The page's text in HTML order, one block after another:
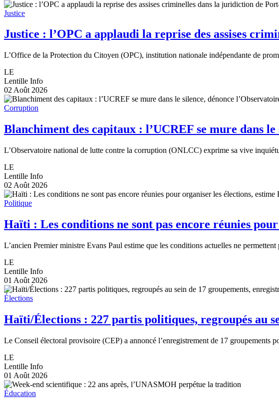
Justice
Justice : l’OPC a applaudi la reprise des assises
L’Office de la Protection du Citoyen (OPC), institution nationale indépendante de
LE
Lentille Info
02 Août 2026
Corruption
Blanchiment des capitaux : l’UCREF se mure dans
L’Observatoire national de lutte contre la corruption (ONLCC) exprime sa vive
LE
Lentille Info
02 Août 2026
Politique
Haïti : Les conditions ne sont pas encore réunies
L’ancien Premier ministre Evans Paul estime que les conditions actuelles ne permettent
LE
Lentille Info
01 Août 2026
Élections
Haïti/Élections : 227 partis politiques, regroupés au
Le Conseil électoral provisoire (CEP) a annoncé l’enregistrement de 17 groupements
LE
Lentille Info
01 Août 2026
Éducation